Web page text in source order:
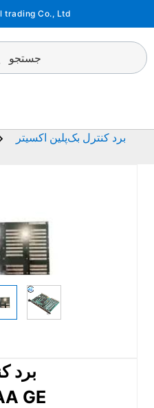
trading Co., Ltd
جستجو
برد کنترل بک‌پلین اکسیتر
برد
GE